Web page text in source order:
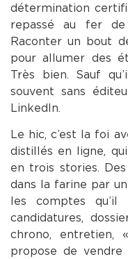
détermination
repassé au fer de
Raconter un bout
pour allumer des
Très bien. Sauf
souvent sans
LinkedIn.
Le hic, c’est la foi
distillés en ligne,
en trois stories.
dans la farine par
les comptes
candidatures,
chrono,
propose de